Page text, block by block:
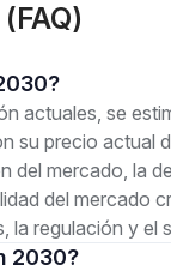
actuales, se
su precio actual
del mercado, la
del mercado
regulación y el
2030?